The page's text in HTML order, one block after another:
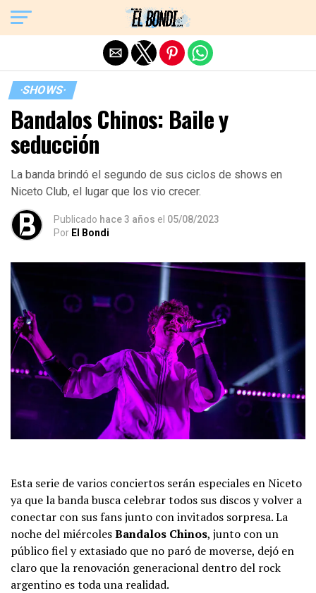
·SHOWS·
Bandalos Chinos: Baile y
seducción
La banda brindó el segundo de sus ciclos de shows en
Niceto Club, el lugar que los vio crecer.
Publicado hace 3 años el 05/08/2023
Por El Bondi
Esta serie de varios conciertos serán especiales en Niceto
ya que la banda busca celebrar todos sus discos y volver a
conectar con sus fans junto con invitados sorpresa. La
noche del miércolesBandalos Chinos, junto con un
público fiel y extasiado que no paró de moverse, dejó en
claro que la renovación generacional dentro del rock
argentino es toda una realidad.
Exit mobile version